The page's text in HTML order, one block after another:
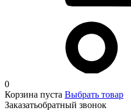
0
Корзина пуста Выбрать товар
Заказатьобратный звонок